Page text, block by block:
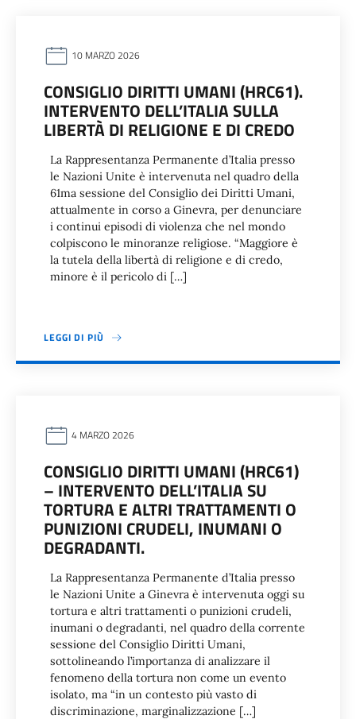
10 MARZO 2026
CONSIGLIO DIRITTI UMANI (HRC61).
INTERVENTO DELL’ITALIA SULLA
LIBERTÀ DI RELIGIONE E DI CREDO
La Rappresentanza Permanente d’Italia presso
le Nazioni Unite è intervenuta nel quadro della
61ma sessione del Consiglio dei Diritti Umani,
attualmente in corso a Ginevra, per denunciare
i continui episodi di violenza che nel mondo
colpiscono le minoranze religiose. “Maggiore è
la tutela della libertà di religione e di credo,
minore è il pericolo di […]
LEGGI DI PIÙ
4 MARZO 2026
CONSIGLIO DIRITTI UMANI (HRC61)
– INTERVENTO DELL’ITALIA SU
TORTURA E ALTRI TRATTAMENTI O
PUNIZIONI CRUDELI, INUMANI O
DEGRADANTI.
La Rappresentanza Permanente d’Italia presso
le Nazioni Unite a Ginevra è intervenuta oggi su
tortura e altri trattamenti o punizioni crudeli,
inumani o degradanti, nel quadro della corrente
sessione del Consiglio Diritti Umani,
sottolineando l’importanza di analizzare il
fenomeno della tortura non come un evento
isolato, ma “in un contesto più vasto di
discriminazione, marginalizzazione […]